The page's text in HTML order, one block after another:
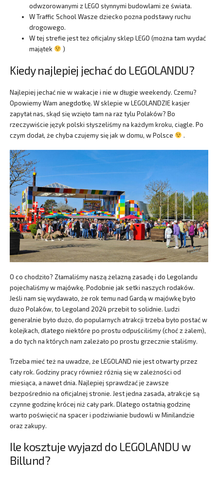
odwzorowanymi z LEGO słynnymi budowlami ze świata.
W Traffic School Wasze dziecko pozna podstawy ruchu
drogowego.
W tej strefie jest też oficjalny sklep LEGO (można tam wydać
majątek
)
Kiedy najlepiej jechać do LEGOLANDU?
Najlepiej jechać nie w wakacje i nie w długie weekendy. Czemu?
Opowiemy Wam anegdotkę. W sklepie w LEGOLANDZIE kasjer
zapytał nas, skąd się wzięło tam na raz tylu Polaków? Bo
rzeczywiście język polski słyszeliśmy na każdym kroku, ciągle. Po
czym dodał, że chyba czujemy się jak w domu, w Polsce
.
O co chodziło? Złamaliśmy naszą żelazną zasadę i do Legolandu
pojechaliśmy w majówkę. Podobnie jak setki naszych rodaków.
Jeśli nam się wydawało, że rok temu nad Gardą w majówkę było
dużo Polaków, to Legoland 2024 przebił to solidnie. Ludzi
generalnie było dużo, do popularnych atrakcji trzeba było postać w
kolejkach, dlatego niektóre po prostu odpuściliśmy (choć z żalem),
a do tych na których nam zależało po prostu grzecznie staliśmy.
Trzeba mieć też na uwadze, że LEGOLAND nie jest otwarty przez
cały rok. Godziny pracy również różnią się w zależności od
miesiąca, a nawet dnia. Najlepiej sprawdzać je zawsze
bezpośrednio na oficjalnej stronie. Jest jedna zasada, atrakcje są
czynne godzinę krócej niż cały park. Dlatego ostatnią godzinę
warto poświęcić na spacer i podziwianie budowli w Minilandzie
oraz zakupy.
Ile kosztuje wyjazd do LEGOLANDU w
Billund?